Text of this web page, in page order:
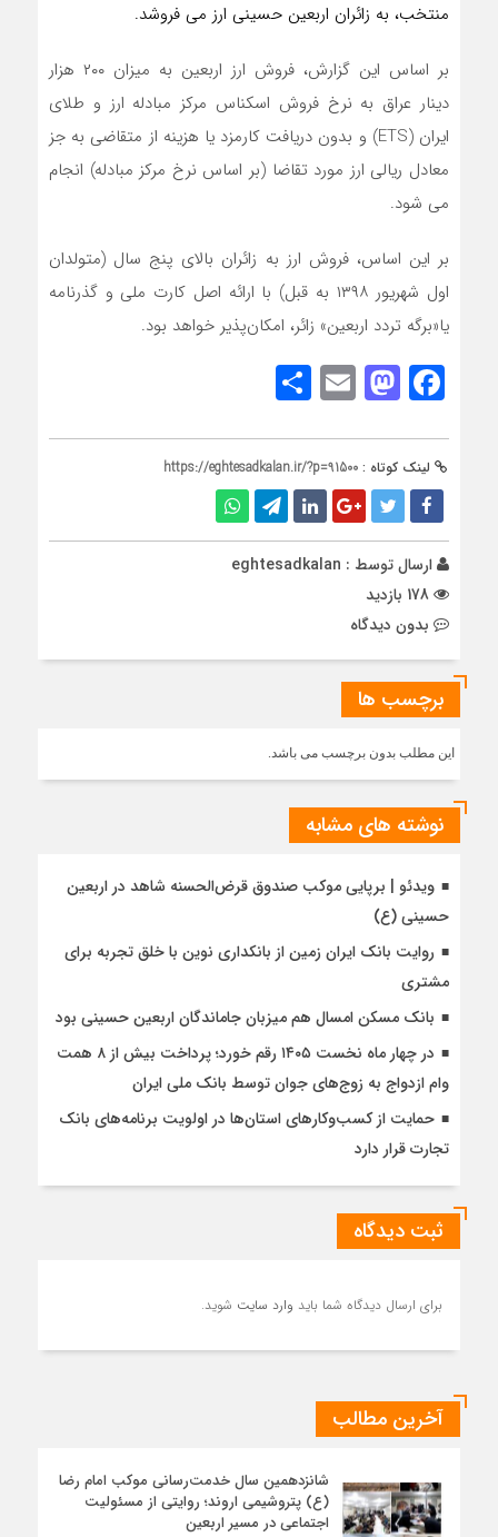
منتخب، به زائران اربعین حسینی ارز می فروشد.
بر اساس این گزارش، فروش ارز اربعین به میزان ۲۰۰ هزار
دینار عراق به نرخ فروش اسکناس مرکز مبادله ارز و طلای
ایران (ETS) و بدون ‎دریافت کارمزد یا هزینه از متقاضی به جز
معادل ریالی ارز مورد تقاضا (بر اساس نرخ مرکز مبادله) انجام
می شود.
بر این اساس، فروش ارز به زائران بالای پنج سال (متولدان
اول شهریور ١٣٩٨ به قبل) با ارائه اصل کارت ملی و گذرنامه
یا«برگه تردد اربعین» زائر، امکان‌پذیر خواهد بود.
Facebook
Mastodon
Email
لینک کوتاه : https://eghtesadkalan.ir/?p=91500
ارسال توسط : eghtesadkalan
بدون دیدگاه
برچسب ها
این مطلب بدون برچسب می باشد.
نوشته های مشابه
ویدئو | برپایی موکب صندوق قرض‌الحسنه شاهد در اربعین
حسینی (ع)
روایت بانک ایران زمین از بانکداری نوین با خلق تجربه برای
مشتری
بانک مسکن امسال هم میزبان جاماندگان اربعین حسینی بود
در چهار ماه نخست ۱۴۰۵ رقم خورد؛ پرداخت بیش از ۸ همت
وام ازدواج به زوج‌های جوان توسط بانک ملی ایران
حمایت از کسب‌وکارهای استان‌ها در اولویت برنامه‌های بانک
تجارت قرار دارد
ثبت دیدگاه
برای ارسال دیدگاه شما باید وارد سایت شوید.
آخرین مطالب
شانزدهمین سال خدمت‌رسانی موکب امام رضا
(ع) پتروشیمی اروند؛ روایتی از مسئولیت
اجتماعی در مسیر اربعین